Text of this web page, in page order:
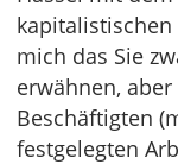
mich das Sie
erwähnen,
Beschäftigten
festgelegten